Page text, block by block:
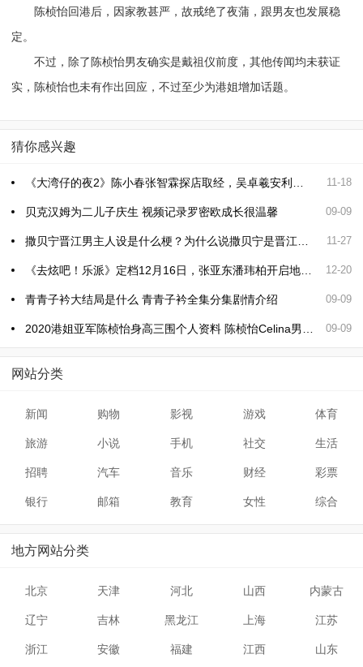
陈桢怡回港后，因家教甚严，故戒绝了夜蒲，跟男友也发展稳
定。
不过，除了陈桢怡男友确实是戴祖仪前度，其他传闻均未获证
实，陈桢怡也未有作出回应，不过至少为港姐增加话题。
猜你感兴趣
11-18
贝克汉姆为二儿子庆生 视频记录罗密欧成长很温馨 09-09
11-27
《去炫吧！乐派》定档12月16日，张亚东潘玮柏开启地域音乐之旅 12-20
青青子衿大结局是什么 青青子衿全集分集剧情介绍 09-09
09-09
网站分类
新闻 购物 影视 游戏 体育
旅游 小说 手机 社交 生活
招聘 汽车 音乐 财经 彩票
银行 邮箱 教育 女性 综合
地方网站分类
北京 天津 河北 山西 内蒙古
辽宁 吉林 黑龙江 上海 江苏
浙江 安徽 福建 江西 山东